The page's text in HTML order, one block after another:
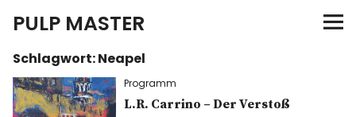
PULP MASTER
Programm
Verlag
Schlagwort:Neapel
Programm
L.R. Carrino – Der Verstoß